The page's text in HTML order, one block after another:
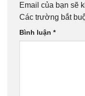
Email của bạn sẽ
Các trường bắt
Bình luận *